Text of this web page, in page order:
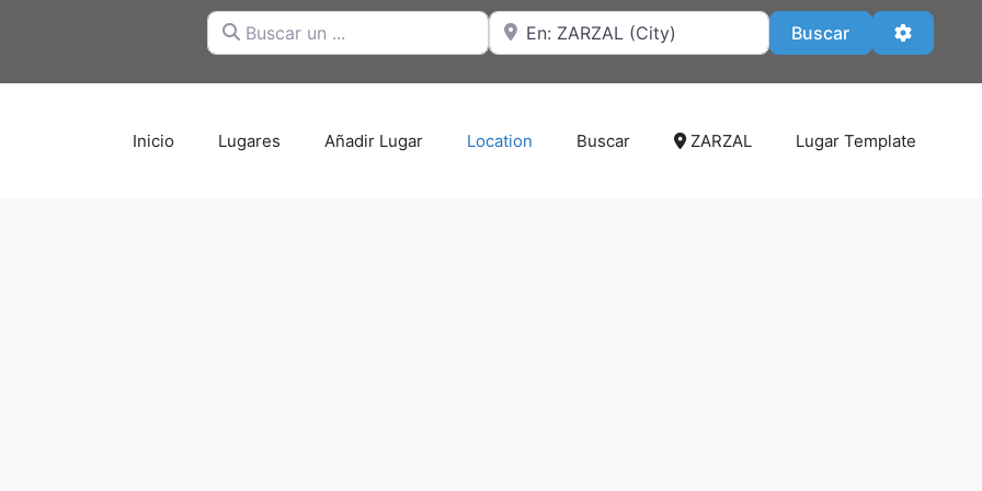
Buscar un ... Cerca de BuscarBuscar
Inicio Lugares Añadir Lugar Location Buscar ZARZAL Lugar Template